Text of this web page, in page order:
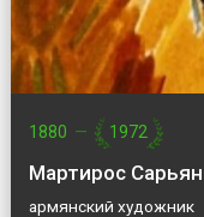
1880 — 1972
Мартирос Сарьян
армянский художник